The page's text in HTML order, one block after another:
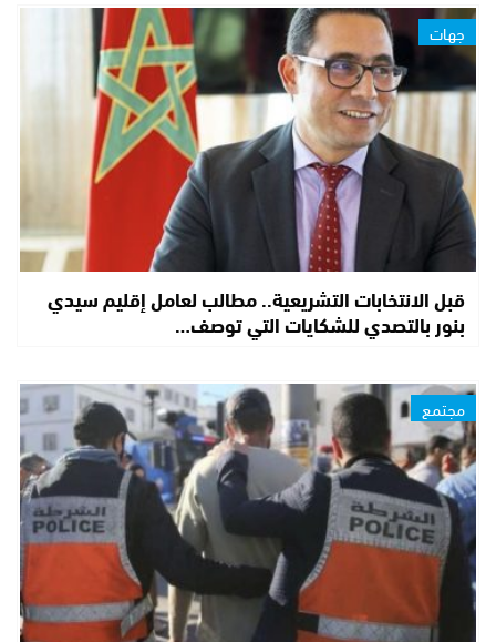
جهات
قبل الانتخابات التشريعية.. مطالب لعامل إقليم سيدي
بنور بالتصدي للشكايات التي توصف…
مجتمع